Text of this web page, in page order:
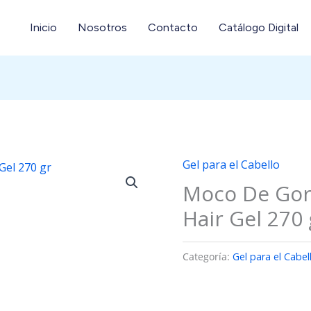
Inicio Nosotros Contacto Catálogo Digital
Gel para el Cabello
Moco De
Hair Gel 270
Categoría:Gel para el